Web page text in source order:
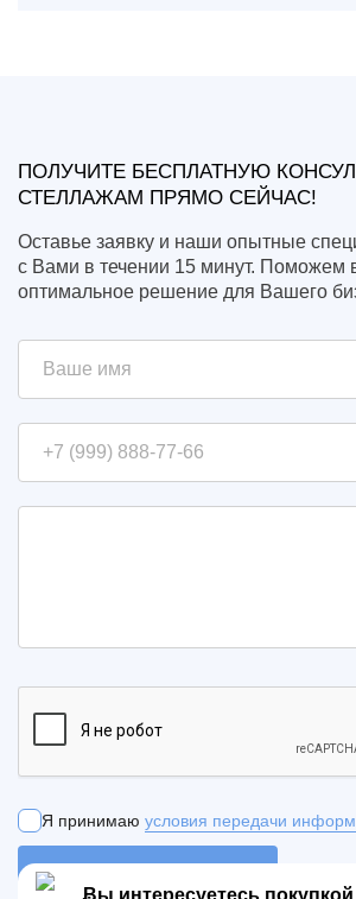
ПОЛУЧИТЕ БЕСПЛАТНУЮ
СТЕЛЛАЖАМ ПРЯМО СЕЙЧАС!
Оставье заявку и наши опытные
с Вами в течении 15 минут. Поможем
оптимальное решение для Вашего
Я принимаю условия передачи
ОТПРАВИТЬ ЗАЯВКУ
Вы интересуетесь